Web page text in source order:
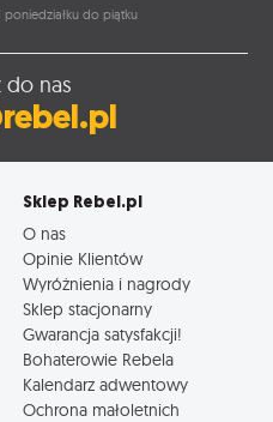
do piątku
do nas
Sklep Rebel.pl
O nas
Opinie Klientów
Wyróżnienia i nagrody
Sklep stacjonarny
Gwarancja satysfakcji!
Bohaterowie Rebela
Kalendarz adwentowy
Ochrona małoletnich